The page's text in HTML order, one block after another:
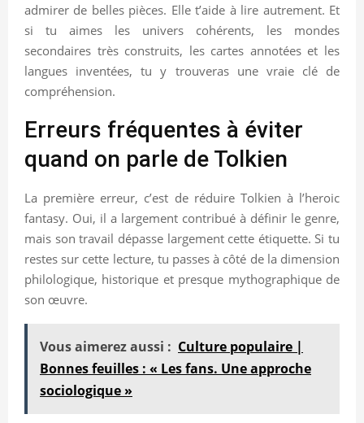
admirer de belles pièces. Elle t’aide à lire autrement. Et
si tu aimes les univers cohérents, les mondes
secondaires très construits, les cartes annotées et les
langues inventées, tu y trouveras une vraie clé de
compréhension.
Erreurs fréquentes à éviter
quand on parle de Tolkien
La première erreur, c’est de réduire Tolkien à l’heroic
fantasy. Oui, il a largement contribué à définir le genre,
mais son travail dépasse largement cette étiquette. Si tu
restes sur cette lecture, tu passes à côté de la dimension
philologique, historique et presque mythographique de
son œuvre.
Vous aimerez aussi : Culture populaire |
Bonnes feuilles : « Les fans. Une approche
sociologique »